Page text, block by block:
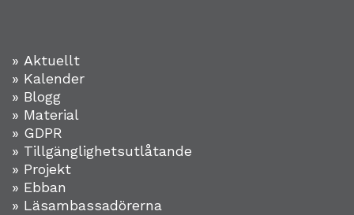
» Aktuellt
» Kalender
» Blogg
» Material
» GDPR
» Tillgänglighetsutlåtande
» Projekt
» Ebban
» Läsambassadörerna